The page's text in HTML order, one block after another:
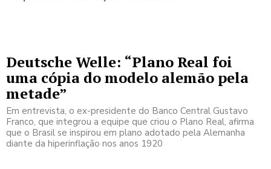
Deutsche Welle: “Plano Real foi
uma cópia do modelo alemão pela
metade”
Em entrevista, o ex-presidente do Banco Central Gustavo
Franco, que integrou a equipe que criou o Plano Real, afirma
que o Brasil se inspirou em plano adotado pela Alemanha
diante da hiperinflação nos anos 1920